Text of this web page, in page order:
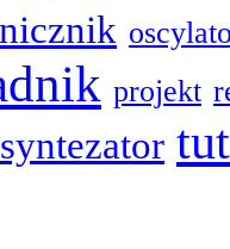
projekt
syntezator